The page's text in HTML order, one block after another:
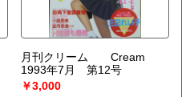
月刊クリーム Cream
1993年7月 第12号
￥3,000